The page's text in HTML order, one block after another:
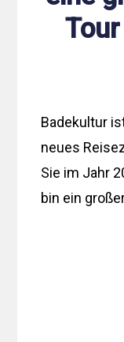
Badekultur
neues
Sie im Jahr
bin ein